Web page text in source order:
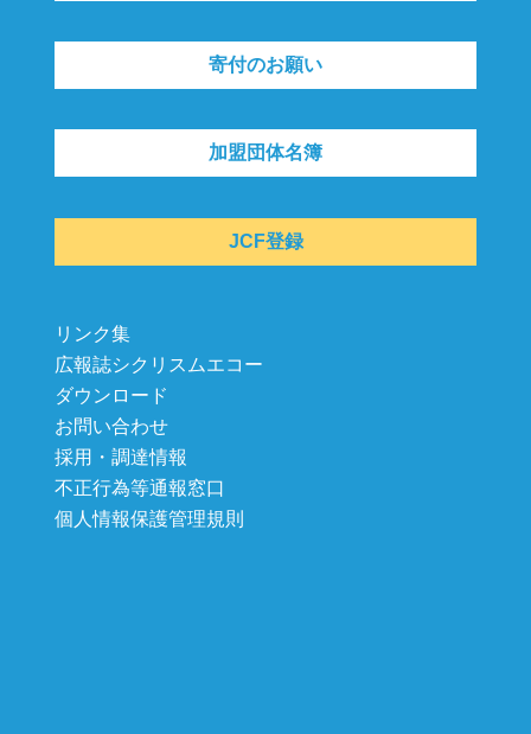
寄付のお願い
加盟団体名簿
JCF登録
リンク集
広報誌シクリスムエコー
ダウンロード
お問い合わせ
採用・調達情報
不正行為等通報窓口
個人情報保護管理規則